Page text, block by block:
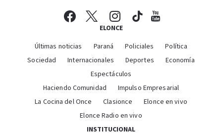
ELONCE
Últimas noticias Paraná Policiales
Política
Sociedad
Internacionales Deportes
Economía
Espectáculos
Haciendo Comunidad
Impulso Empresarial
La Cocina del Once
Clasionce
Elonce en vivo
Elonce Radio en vivo
INSTITUCIONAL